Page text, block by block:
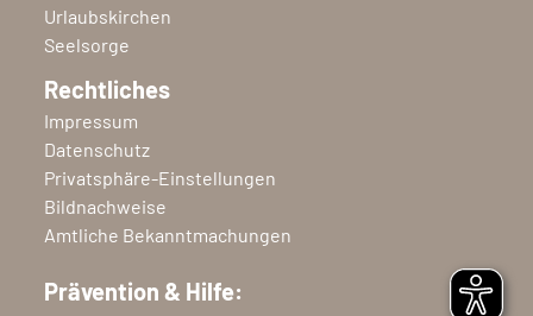
Urlaubskirchen
Seelsorge
Rechtliches
Impressum
Datenschutz
Privatsphäre-Einstellungen
Bildnachweise
Amtliche Bekanntmachungen
Prävention & Hilfe: